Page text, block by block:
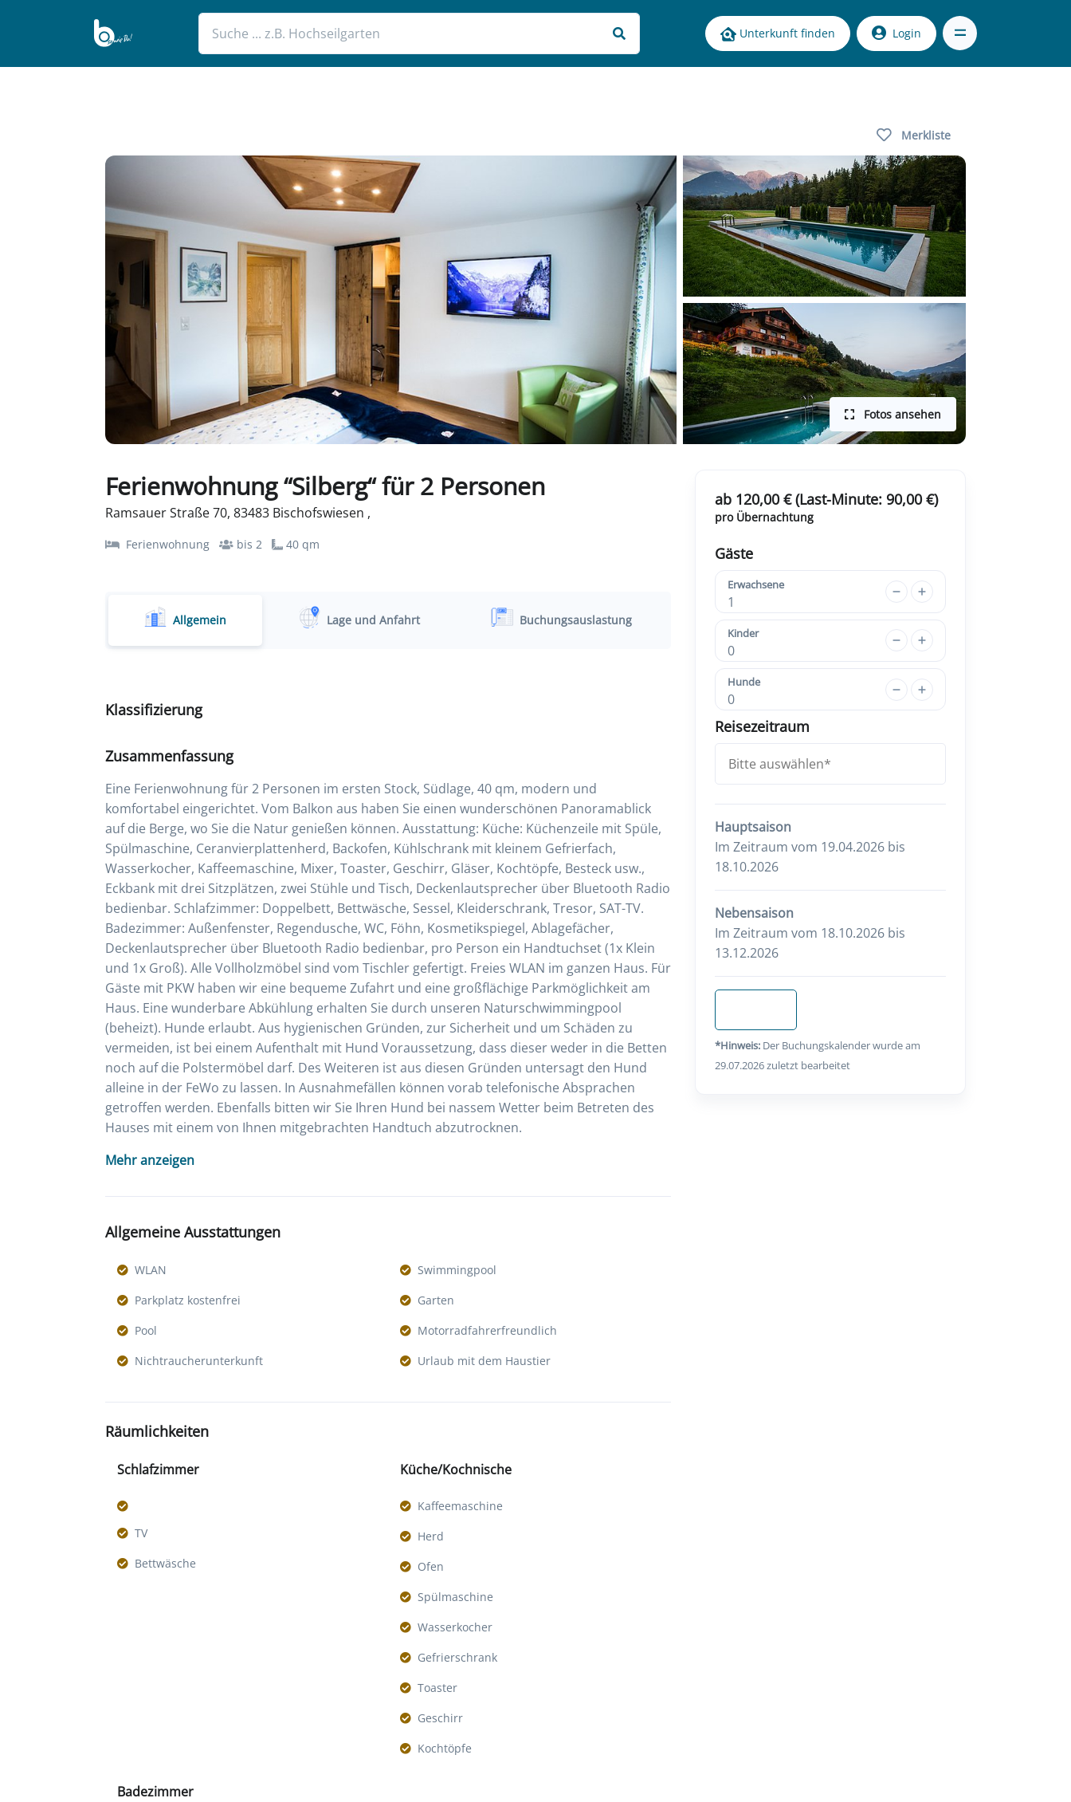
Unterkunft finden Login
Merkliste
Fotos ansehen
Ferienwohnung “Silberg“ für 2 Personen
Ramsauer Straße 70, 83483 Bischofswiesen ,
Ferienwohnung bis 2 40 qm
Allgemein Lage und Anfahrt Buchungsauslastung
Klassifizierung
Zusammenfassung
Eine Ferienwohnung für 2 Personen im ersten Stock, Südlage, 40 qm, modern und
komfortabel eingerichtet. Vom Balkon aus haben Sie einen wunderschönen Panoramablick
auf die Berge, wo Sie die Natur genießen können. Ausstattung: Küche: Küchenzeile mit Spüle,
Spülmaschine, Ceranvierplattenherd, Backofen, Kühlschrank mit kleinem Gefrierfach,
Wasserkocher, Kaffeemaschine, Mixer, Toaster, Geschirr, Gläser, Kochtöpfe, Besteck usw.,
Eckbank mit drei Sitzplätzen, zwei Stühle und Tisch, Deckenlautsprecher über Bluetooth Radio
bedienbar. Schlafzimmer: Doppelbett, Bettwäsche, Sessel, Kleiderschrank, Tresor, SAT-TV.
Badezimmer: Außenfenster, Regendusche, WC, Föhn, Kosmetikspiegel, Ablagefächer,
Deckenlautsprecher über Bluetooth Radio bedienbar, pro Person ein Handtuchset (1x Klein
und 1x Groß). Alle Vollholzmöbel sind vom Tischler gefertigt. Freies WLAN im ganzen Haus. Für
Gäste mit PKW haben wir eine bequeme Zufahrt und eine großflächige Parkmöglichkeit am
Haus. Eine wunderbare Abkühlung erhalten Sie durch unseren Naturschwimmingpool
(beheizt). Hunde erlaubt. Aus hygienischen Gründen, zur Sicherheit und um Schäden zu
vermeiden, ist bei einem Aufenthalt mit Hund Voraussetzung, dass dieser weder in die Betten
noch auf die Polstermöbel darf. Des Weiteren ist aus diesen Gründen untersagt den Hund
alleine in der FeWo zu lassen. In Ausnahmefällen können vorab telefonische Absprachen
getroffen werden. Ebenfalls bitten wir Sie Ihren Hund bei nassem Wetter beim Betreten des
Hauses mit einem von Ihnen mitgebrachten Handtuch abzutrocknen.
Mehr anzeigen
Allgemeine Ausstattungen
WLAN
Swimmingpool
Parkplatz kostenfrei
Garten
Pool
Motorradfahrerfreundlich
Nichtraucherunterkunft
Urlaub mit dem Haustier
Räumlichkeiten
Schlafzimmer
TV
Bettwäsche
Küche/Kochnische
Kaffeemaschine
Herd
Ofen
Spülmaschine
Wasserkocher
Gefrierschrank
Toaster
Geschirr
Kochtöpfe
Badezimmer
ab 120,00 € (Last-Minute: 90,00 €)
pro Übernachtung
Gäste
Erwachsene
1
Kinder
0
Hunde
0
Reisezeitraum
Hauptsaison
Im Zeitraum vom 19.04.2026 bis
18.10.2026
Nebensaison
Im Zeitraum vom 18.10.2026 bis
13.12.2026
*Hinweis: Der Buchungskalender wurde am
29.07.2026 zuletzt bearbeitet